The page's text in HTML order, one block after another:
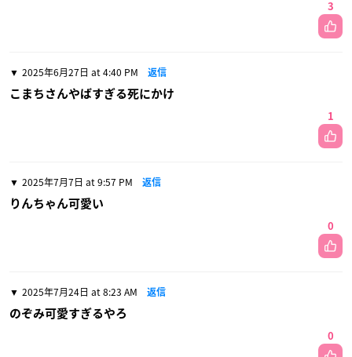
3
2025年6月27日 at 4:40 PM 返信
こまちさんやばすぎる死にかけ
1
2025年7月7日 at 9:57 PM 返信
りんちゃん可愛い
0
2025年7月24日 at 8:23 AM 返信
のぞみ可愛すぎるやろ
0